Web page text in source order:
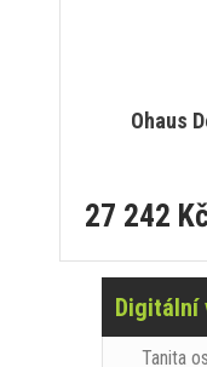
Ohaus
27 242
Digitální
Tanita